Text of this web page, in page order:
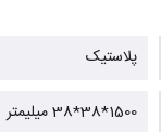
پلاستیک
1500*38*38 میلیمتر